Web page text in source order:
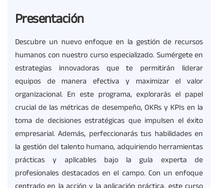
Presentación
Descubre un nuevo enfoque en la gestión de recursos
humanos con nuestro curso especializado. Sumérgete en
estrategias innovadoras que te permitirán liderar
equipos de manera efectiva y maximizar el valor
organizacional. En este programa, explorarás el papel
crucial de las métricas de desempeño, OKRs y KPIs en la
toma de decisiones estratégicas que impulsen el éxito
empresarial. Además, perfeccionarás tus habilidades en
la gestión del talento humano, adquiriendo herramientas
prácticas y aplicables bajo la guía experta de
profesionales destacados en el campo. Con un enfoque